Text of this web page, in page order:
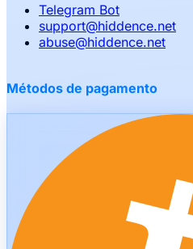
Telegram Bot
support@hiddence.net
abuse@hiddence.net
Métodos de pagamento